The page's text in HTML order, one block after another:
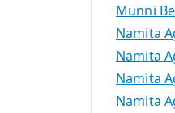
Munni
Namita
Namita
Namita
Namita